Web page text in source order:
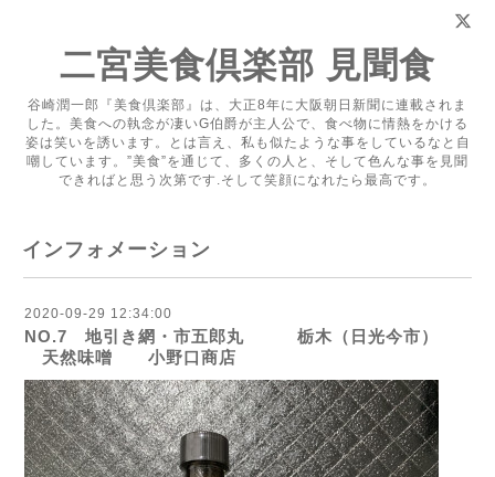
二宮美食倶楽部 見聞食
谷崎潤一郎『美食倶楽部』は、大正8年に大阪朝日新聞に連載されま
した。美食への執念が凄いG伯爵が主人公で、食べ物に情熱をかける
姿は笑いを誘います。とは言え、私も似たような事をしているなと自
嘲しています。”美食”を通じて、多くの人と、そして色んな事を見聞
できればと思う次第です.そして笑顔になれたら最高です。
インフォメーション
2020-09-29 12:34:00
NO.7 地引き網・市五郎丸 栃木（日光今市）
天然味噌 小野口商店